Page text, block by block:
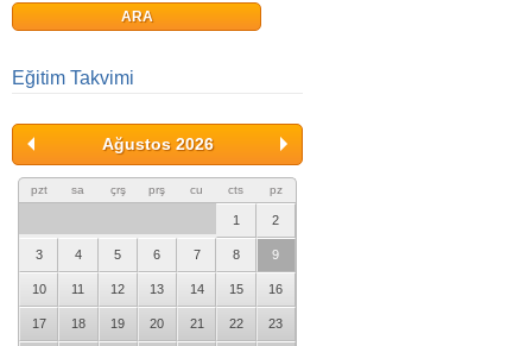
Eğitim Takvimi
Ağustos 2026
pzt sa çrş prş cu cts pz
1 2
3 4 5 6 7 8 9
10 11 12 13 14 15 16
17 18 19 20 21 22 23